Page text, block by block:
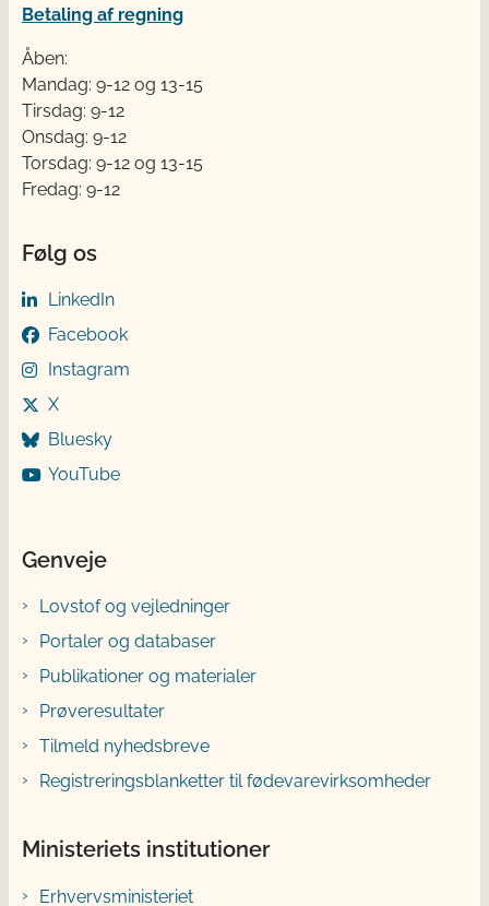
Betaling af regning
Åben:
Mandag: 9-12 og 13-15
Tirsdag: 9-12
Onsdag: 9-12
Torsdag: 9-12 og 13-15
Fredag: 9-12
Følg os
LinkedIn
Facebook
Instagram
X
Bluesky
YouTube
Genveje
Lovstof og vejledninger
Portaler og databaser
Publikationer og materialer
Prøveresultater
Tilmeld nyhedsbreve
Registreringsblanketter til fødevarevirksomheder
Ministeriets institutioner
Erhvervsministeriet